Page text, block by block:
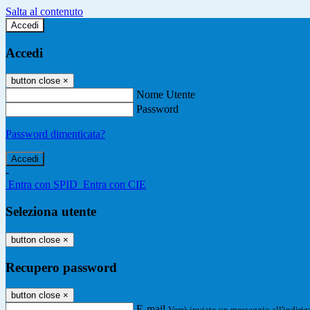
Salta al contenuto
Accedi
Accedi
button close ×
Nome Utente
Password
Password dimenticata?
-
Entra con SPID Entra con CIE
Seleziona utente
button close ×
Recupero password
button close ×